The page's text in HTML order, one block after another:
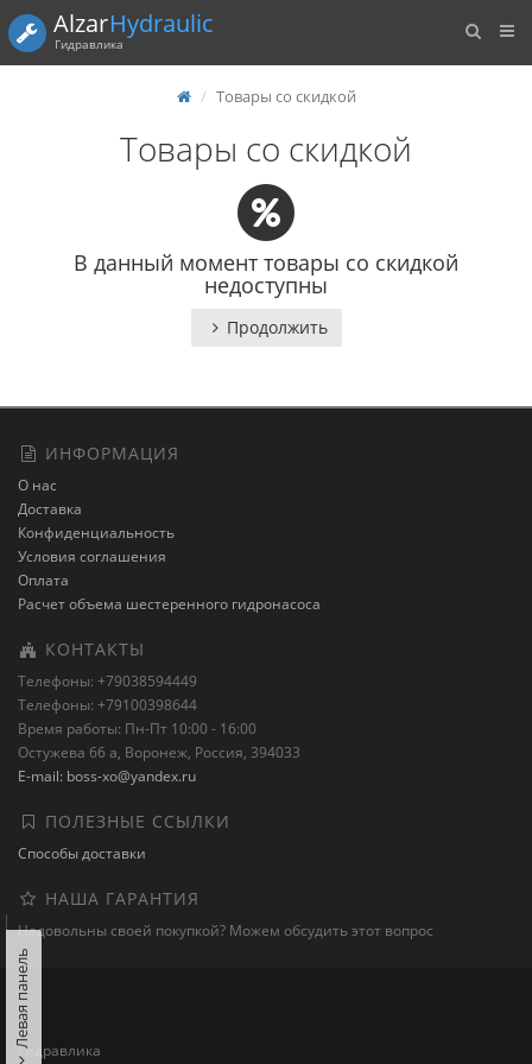
AlzarHydraulic
Гидравлика
Товары со скидкой
Товары со скидкой
В данный момент товары со скидкой
недоступны
Продолжить
ИНФОРМАЦИЯ
О нас
Доставка
Конфиденциальность
Условия соглашения
Оплата
Расчет объема шестеренного гидронасоса
КОНТАКТЫ
Телефоны: +79038594449
Телефоны: +79100398644
Время работы: Пн-Пт 10:00 - 16:00
Остужева 66 а, Воронеж, Россия, 394033
E-mail: boss-xo@yandex.ru
ПОЛЕЗНЫЕ ССЫЛКИ
Способы доставки
НАША ГАРАНТИЯ
Недовольны своей покупкой? Можем обсудить этот вопрос
Гидравлика
Левая панель